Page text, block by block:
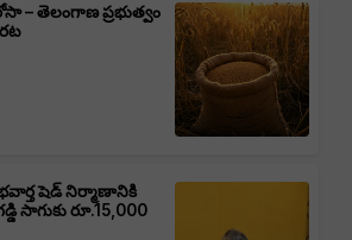
– తెలంగాణ ప్రభుత్వం
షెడ్ నిర్మాణానికి
సాగుకు రూ.15,000